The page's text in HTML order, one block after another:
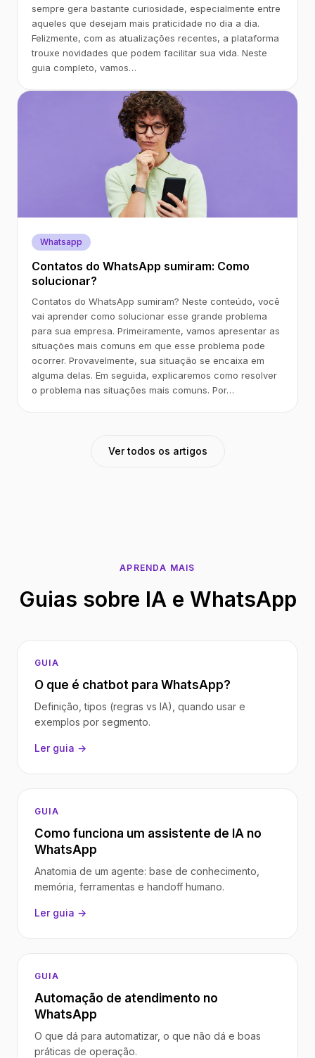
sempre gera bastante curiosidade, especialmente entre
aqueles que desejam mais praticidade no dia a dia.
Felizmente, com as atualizações recentes, a plataforma
trouxe novidades que podem facilitar sua vida. Neste
guia completo, vamos…
Whatsapp
Contatos do WhatsApp sumiram: Como
solucionar?
Contatos do WhatsApp sumiram? Neste conteúdo, você
vai aprender como solucionar esse grande problema
para sua empresa. Primeiramente, vamos apresentar as
situações mais comuns em que esse problema pode
ocorrer. Provavelmente, sua situação se encaixa em
alguma delas. Em seguida, explicaremos como resolver
o problema nas situações mais comuns. Por…
Ver todos os artigos
APRENDA MAIS
Guias sobre IA e WhatsApp
GUIA
O que é chatbot para WhatsApp?
Definição, tipos (regras vs IA), quando usar e
exemplos por segmento.
Ler guia →
GUIA
Como funciona um assistente de IA no
WhatsApp
Anatomia de um agente: base de conhecimento,
memória, ferramentas e handoff humano.
Ler guia →
GUIA
Automação de atendimento no
WhatsApp
O que dá para automatizar, o que não dá e boas
práticas de operação.